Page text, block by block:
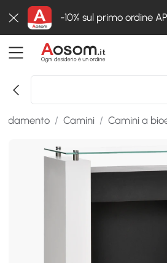
-10% sul primo ordine
/ Camini / Camini a